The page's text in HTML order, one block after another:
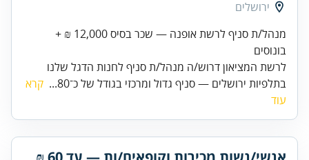
ירושלים
מנהל/ת סניף לרשת אופנה — שכר בסיס 12,000 ₪ +
בונוסים
לרשת המציאון דרוש/ה מנהל/ת סניף לחנות הדגל שלנו
בתלפיות ירושלים — סניף גדול ומרכזי בגודל של כ־80...
קרא
עוד